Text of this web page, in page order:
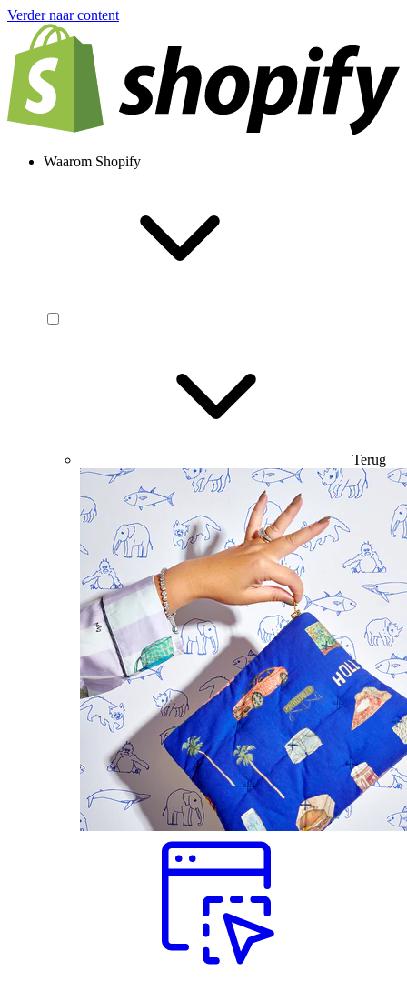
Verder naar content
Waarom Shopify
Terug